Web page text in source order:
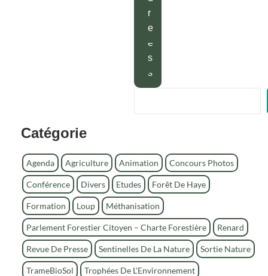
v
i
t
é
s
rq
u
e
s
r
e
c
h
e
r
Catégorie
Agenda Agriculture Animation Concours Photos
Conférence Divers Etudes Forêt De Haye
Formation Loup Méthanisation
Parlement Forestier Citoyen – Charte Forestière Renard
Revue De Presse Sentinelles De La Nature Sortie Nature
TrameBioSol Trophées De L'Environnement